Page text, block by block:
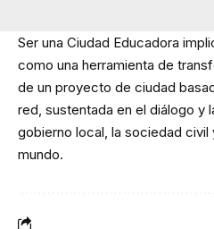
Ser una Ciudad Educadora
como una herramienta de
de un proyecto de ciudad
red, sustentada en el diálogo y
gobierno local, la sociedad
mundo.